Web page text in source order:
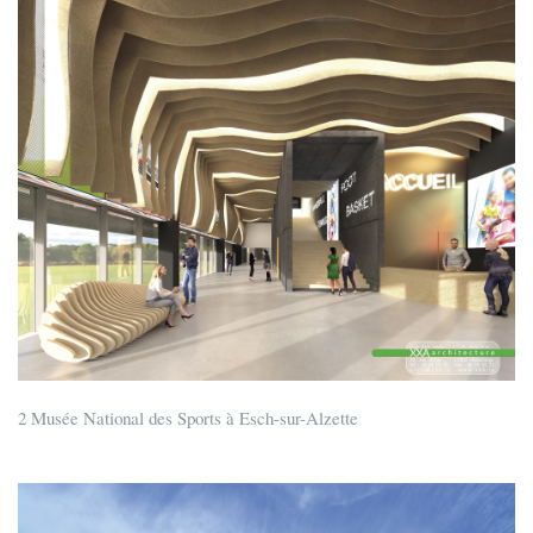
2 Musée National des Sports à Esch-sur-Alzette